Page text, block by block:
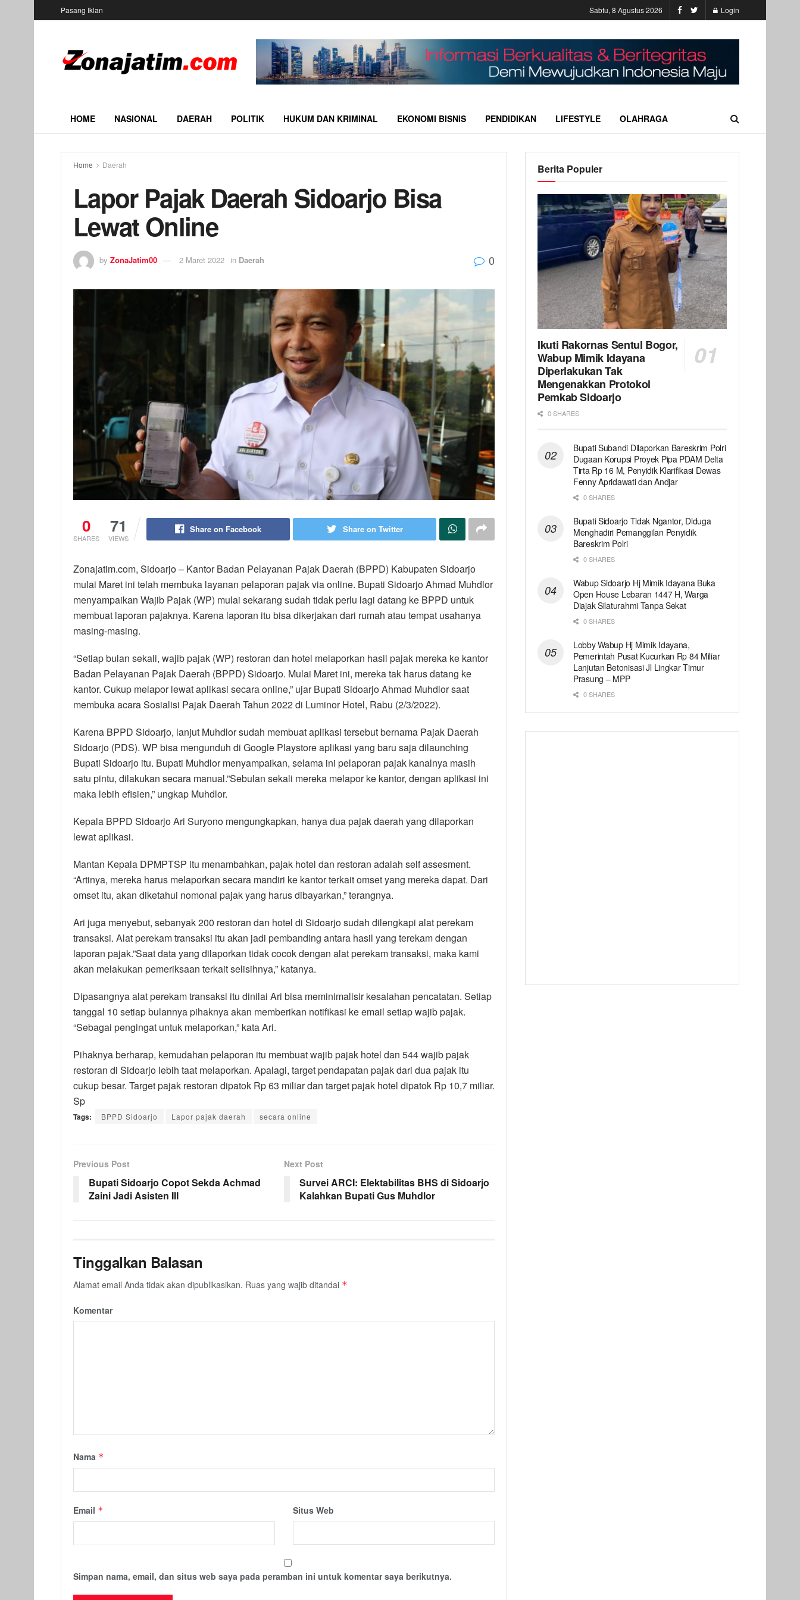
Pasang Iklan Sabtu, 8 Agustus 2026 Login
HOME NASIONAL DAERAH POLITIK HUKUM DAN KRIMINAL EKONOMI BISNIS PENDIDIKAN LIFESTYLE OLAHRAGA
Home Daerah
Lapor Pajak Daerah Sidoarjo Bisa
Lewat Online
by ZonaJatim00 2 Maret 2022 in Daerah 0
0
SHARES
71
VIEWS
Share on Facebook Share on Twitter
Zonajatim.com, Sidoarjo – Kantor Badan Pelayanan Pajak Daerah (BPPD) Kabupaten Sidoarjo
mulai Maret ini telah membuka layanan pelaporan pajak via online. Bupati Sidoarjo Ahmad Muhdlor
menyampaikan Wajib Pajak (WP) mulai sekarang sudah tidak perlu lagi datang ke BPPD untuk
membuat laporan pajaknya. Karena laporan itu bisa dikerjakan dari rumah atau tempat usahanya
masing-masing.
“Setiap bulan sekali, wajib pajak (WP) restoran dan hotel melaporkan hasil pajak mereka ke kantor
Badan Pelayanan Pajak Daerah (BPPD) Sidoarjo. Mulai Maret ini, mereka tak harus datang ke
kantor. Cukup melapor lewat aplikasi secara online,” ujar Bupati Sidoarjo Ahmad Muhdlor saat
membuka acara Sosialisi Pajak Daerah Tahun 2022 di Luminor Hotel, Rabu (2/3/2022).
Karena BPPD Sidoarjo, lanjut Muhdlor sudah membuat aplikasi tersebut bernama Pajak Daerah
Sidoarjo (PDS). WP bisa mengunduh di Google Playstore aplikasi yang baru saja dilaunching
Bupati Sidoarjo itu. Bupati Muhdlor menyampaikan, selama ini pelaporan pajak kanalnya masih
satu pintu, dilakukan secara manual.”Sebulan sekali mereka melapor ke kantor, dengan aplikasi ini
maka lebih efisien,” ungkap Muhdlor.
Kepala BPPD Sidoarjo Ari Suryono mengungkapkan, hanya dua pajak daerah yang dilaporkan
lewat aplikasi.
Mantan Kepala DPMPTSP itu menambahkan, pajak hotel dan restoran adalah self assesment.
“Artinya, mereka harus melaporkan secara mandiri ke kantor terkait omset yang mereka dapat. Dari
omset itu, akan diketahui nomonal pajak yang harus dibayarkan,” terangnya.
Ari juga menyebut, sebanyak 200 restoran dan hotel di Sidoarjo sudah dilengkapi alat perekam
transaksi. Alat perekam transaksi itu akan jadi pembanding antara hasil yang terekam dengan
laporan pajak.”Saat data yang dilaporkan tidak cocok dengan alat perekam transaksi, maka kami
akan melakukan pemeriksaan terkait selisihnya,” katanya.
Dipasangnya alat perekam transaksi itu dinilai Ari bisa meminimalisir kesalahan pencatatan. Setiap
tanggal 10 setiap bulannya pihaknya akan memberikan notifikasi ke email setiap wajib pajak.
“Sebagai pengingat untuk melaporkan,” kata Ari.
Pihaknya berharap, kemudahan pelaporan itu membuat wajib pajak hotel dan 544 wajib pajak
restoran di Sidoarjo lebih taat melaporkan. Apalagi, target pendapatan pajak dari dua pajak itu
cukup besar. Target pajak restoran dipatok Rp 63 miliar dan target pajak hotel dipatok Rp 10,7 miliar.
Sp
Tags: BPPD Sidoarjo Lapor pajak daerah secara online
Previous Post
Bupati Sidoarjo Copot Sekda Achmad
Zaini Jadi Asisten III
Next Post
Survei ARCI: Elektabilitas BHS di Sidoarjo
Kalahkan Bupati Gus Muhdlor
Tinggalkan Balasan
Alamat email Anda tidak akan dipublikasikan. Ruas yang wajib ditandai *
Komentar
Nama *
Email * Situs Web
Simpan nama, email, dan situs web saya pada peramban ini untuk komentar saya berikutnya.
Berita Populer
Ikuti Rakornas Sentul Bogor,
Wabup Mimik Idayana
Diperlakukan Tak
Mengenakkan Protokol
Pemkab Sidoarjo
0 SHARES
Bupati Subandi Dilaporkan Bareskrim Polri
Dugaan Korupsi Proyek Pipa PDAM Delta
Tirta Rp 16 M, Penyidik Klarifikasi Dewas
Fenny Apridawati dan Andjar
0 SHARES
Bupati Sidoarjo Tidak Ngantor, Diduga
Menghadiri Pemanggilan Penyidik
Bareskrim Polri
0 SHARES
Wabup Sidoarjo Hj Mimik Idayana Buka
Open House Lebaran 1447 H, Warga
Diajak Silaturahmi Tanpa Sekat
0 SHARES
Lobby Wabup Hj Mimik Idayana,
Pemerintah Pusat Kucurkan Rp 84 Miliar
Lanjutan Betonisasi Jl Lingkar Timur
Prasung – MPP
0 SHARES